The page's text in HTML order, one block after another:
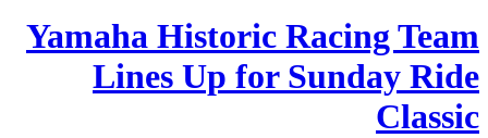
Yamaha Historic Racing Team
Lines Up for Sunday Ride
Classic